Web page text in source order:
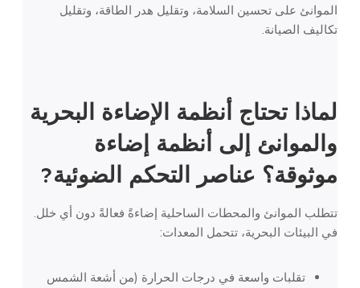
الموانئ على تحسين السلامة، وتقليل هدر الطاقة، وتقليل
تكاليف الصيانة.
لماذا تحتاج أنظمة الإضاءة البحرية
والموانئ إلى أنظمة إضاءة
موثوقة؟ عناصر التحكم الضوئية?
تتطلب الموانئ والمحطات الساحلية إضاءةً فعالةً دون أي خلل.
في البيئات البحرية، تتحمل المعدات:
تقلبات واسعة في درجات الحرارة (من أشعة الشمس